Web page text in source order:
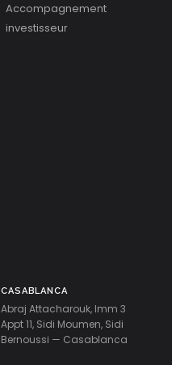
Accompagnement
investisseur
CASABLANCA
Abraj Attacharouk, Imm 3
Appt 11, Sidi Moumen, Sidi
Bernoussi — Casablanca